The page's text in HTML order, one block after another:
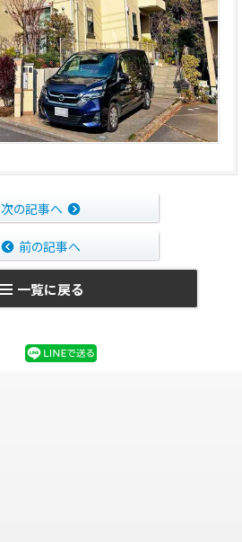
次の記事へ
前の記事へ
一覧に戻る